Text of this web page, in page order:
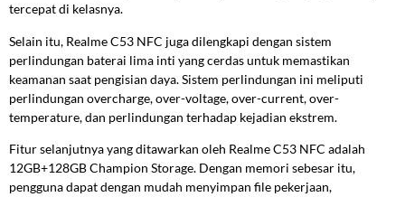
tercepat di kelasnya.
Selain itu, Realme C53 NFC juga dilengkapi dengan sistem
perlindungan baterai lima inti yang cerdas untuk memastikan
keamanan saat pengisian daya. Sistem perlindungan ini meliputi
perlindungan overcharge, over-voltage, over-current, over-
temperature, dan perlindungan terhadap kejadian ekstrem.
Fitur selanjutnya yang ditawarkan oleh Realme C53 NFC adalah
12GB+128GB Champion Storage. Dengan memori sebesar itu,
pengguna dapat dengan mudah menyimpan file pekerjaan,